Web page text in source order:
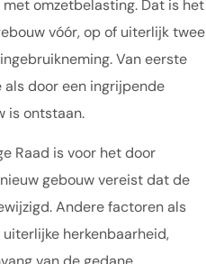
omzetbelasting. Dat is het
vóór, op of uiterlijk twee
Van eerste
als door een ingrijpende
is ontstaan.
Raad is voor het door
gebouw vereist dat de
Andere factoren als
herkenbaarheid,